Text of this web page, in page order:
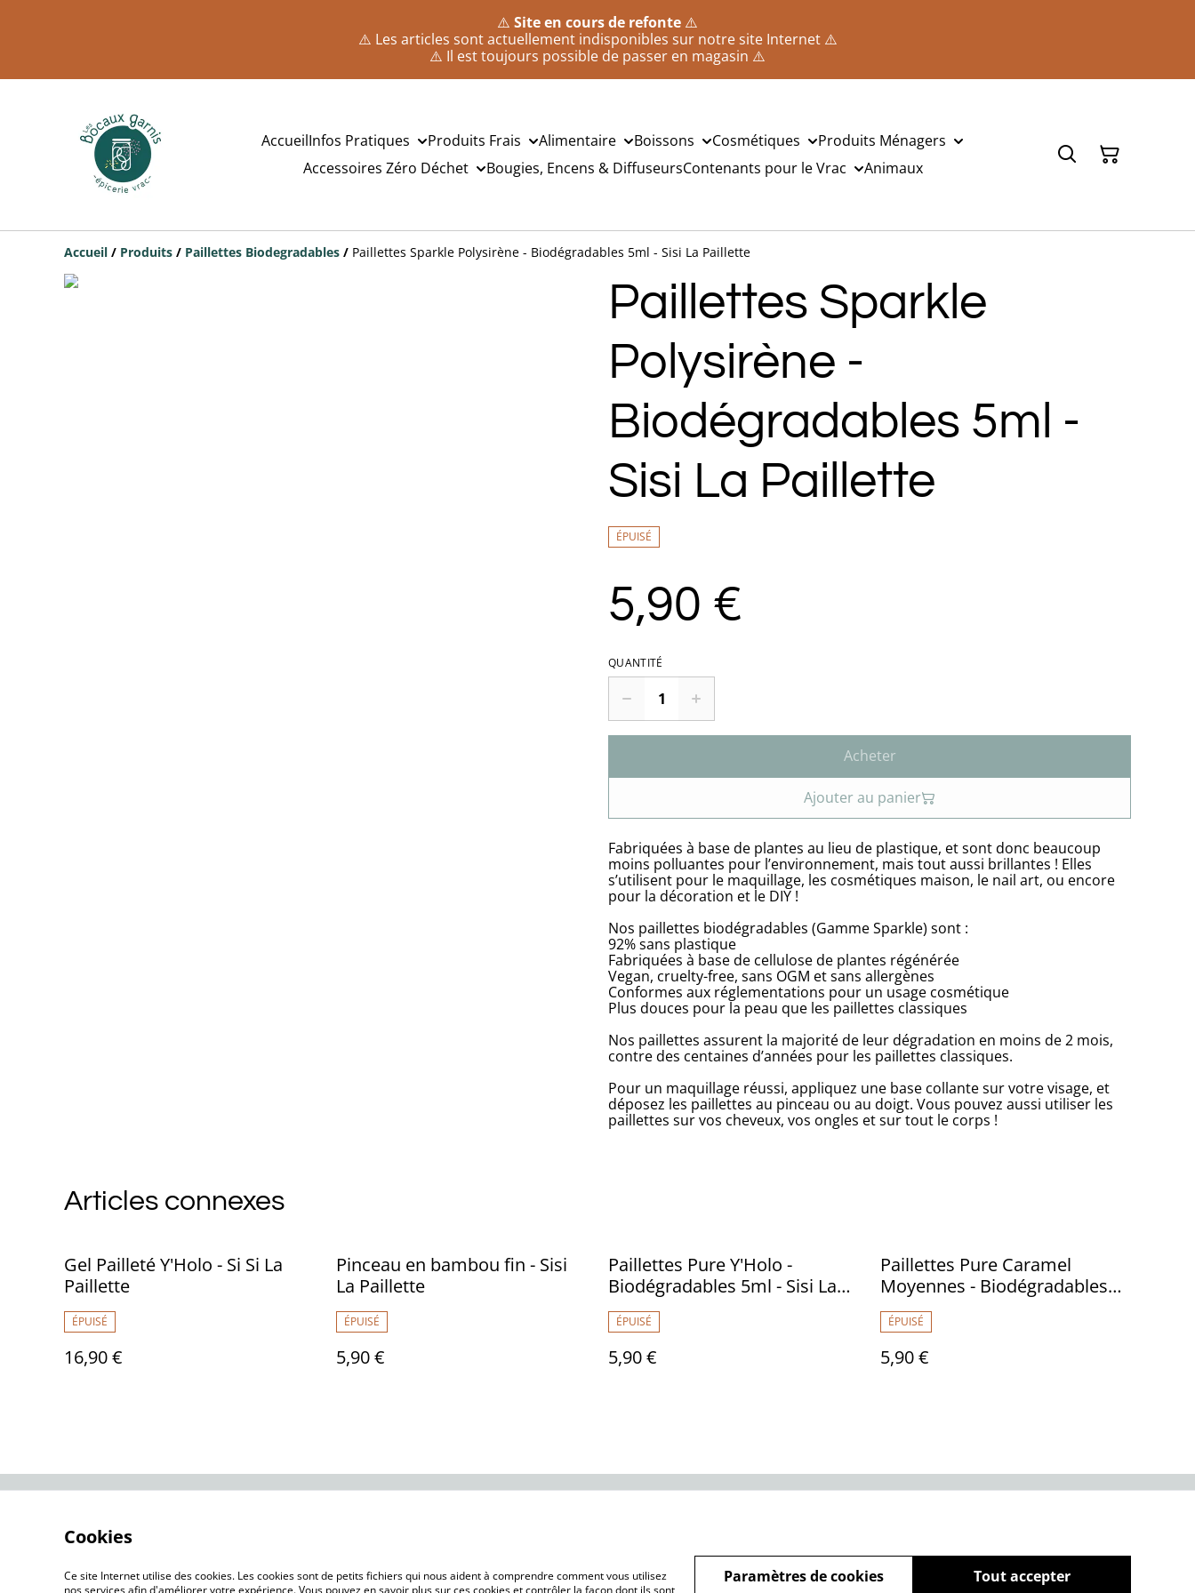
⚠️ Site en cours de refonte ⚠️
⚠️ Les articles sont actuellement indisponibles sur notre site Internet ⚠️
⚠️ Il est toujours possible de passer en magasin ⚠️
AccueilInfos Pratiques Produits Frais Alimentaire Boissons Cosmétiques
Produits Ménagers
Accessoires Zéro Déchet
Bougies, Encens & DiffuseursContenants pour le Vrac Animaux
Accueil / Produits / Paillettes Biodegradables / Paillettes Sparkle Polysirène - Biodégradables 5ml - Sisi La Paillette
Paillettes Sparkle
Polysirène -
Biodégradables 5ml -
Sisi La Paillette
ÉPUISÉ
5,90 €
QUANTITÉ
Acheter
Ajouter au panier
Fabriquées à base de plantes au lieu de plastique, et sont donc beaucoup
moins polluantes pour l’environnement, mais tout aussi brillantes ! Elles
s’utilisent pour le maquillage, les cosmétiques maison, le nail art, ou encore
pour la décoration et le DIY !
Nos paillettes biodégradables (Gamme Sparkle) sont :
92% sans plastique
Fabriquées à base de cellulose de plantes régénérée
Vegan, cruelty-free, sans OGM et sans allergènes
Conformes aux réglementations pour un usage cosmétique
Plus douces pour la peau que les paillettes classiques
Nos paillettes assurent la majorité de leur dégradation en moins de 2 mois,
contre des centaines d’années pour les paillettes classiques.
Pour un maquillage réussi, appliquez une base collante sur votre visage, et
déposez les paillettes au pinceau ou au doigt. Vous pouvez aussi utiliser les
paillettes sur vos cheveux, vos ongles et sur tout le corps !
Articles connexes
Gel Pailleté Y'Holo - Si Si La
Paillette
ÉPUISÉ
16,90 €
Pinceau en bambou fin - Sisi
La Paillette
ÉPUISÉ
5,90 €
Paillettes Pure Y'Holo -
Biodégradables 5ml - Sisi La
Paillette
ÉPUISÉ
5,90 €
Paillettes Pure Caramel
Moyennes - Biodégradables
5ml - Sisi La Paillette
ÉPUISÉ
5,90 €
Cookies
Ce site Internet utilise des cookies. Les cookies sont de petits fichiers qui nous aident à comprendre comment vous utilisez
nos services afin d'améliorer votre expérience. Vous pouvez en savoir plus sur ces cookies et contrôler la façon dont ils sont
Tout accepter
Paramètres de cookies